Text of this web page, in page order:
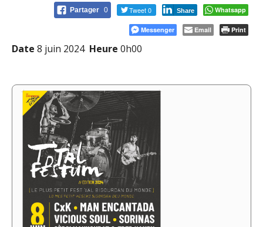
Partager 0 Tweet 0 Share Whatsapp
Messenger Email Print
Date 8 juin 2024 Heure 0h00